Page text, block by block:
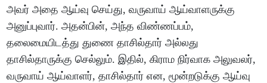
அவர் அதை ஆய்வு செய்து, வருவாய் ஆய்வாளருக்கு
அனுப்புவார். அதன்பின், அந்த விண்ணப்பம்,
தலைமையிடத்து துணை தாசில்தார் அல்லது
தாசில்தாருக்கு செல்லும். இதில், கிராம நிர்வாக அலுவலர்,
வருவாய் ஆய்வாளர், தாசில்தார் என, மூன்றடுக்கு ஆய்வு